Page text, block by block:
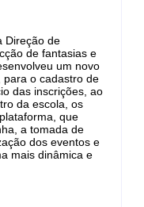
Direção de
de fantasias e
um novo
para o cadastro de
das inscrições, ao
da escola, os
que
a tomada de
dos eventos e
mais dinâmica e